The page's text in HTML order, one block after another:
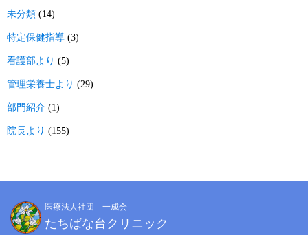
未分類 (14)
特定保健指導 (3)
看護部より (5)
管理栄養士より (29)
部門紹介 (1)
院長より (155)
医療法人社団 一成会
たちばな台クリニック